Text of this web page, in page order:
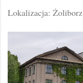
Lokalizacja: Żoliborz